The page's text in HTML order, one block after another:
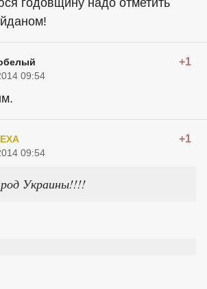
годовщину надо отметить
+1
09:54
+1
09:54
Украины!!!!